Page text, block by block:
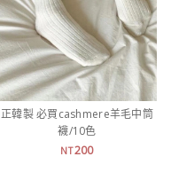
正韓製 必買cashmere羊毛中筒
襪/10色
NT200